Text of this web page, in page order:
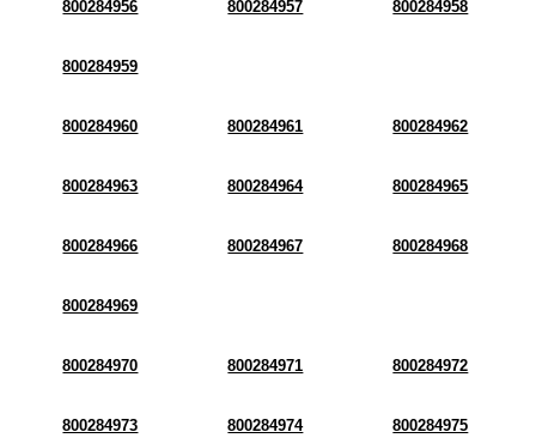
800284956 800284957 800284958
800284959
800284960 800284961 800284962
800284963 800284964 800284965
800284966 800284967 800284968
800284969
800284970 800284971 800284972
800284973 800284974 800284975